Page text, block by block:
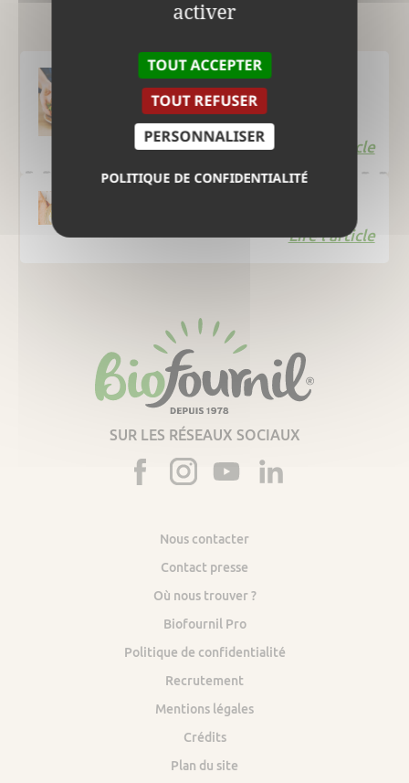
Le Blog
Smashed burger
Lire l'article
Lire l'article
SUR LES RÉSEAUX SOCIAUX
Nous contacter
Contact presse
Où nous trouver ?
Biofournil Pro
Politique de confidentialité
Recrutement
Mentions légales
Crédits
Plan du site
activer
TOUT ACCEPTER
TOUT REFUSER
PERSONNALISER
POLITIQUE DE CONFIDENTIALITÉ